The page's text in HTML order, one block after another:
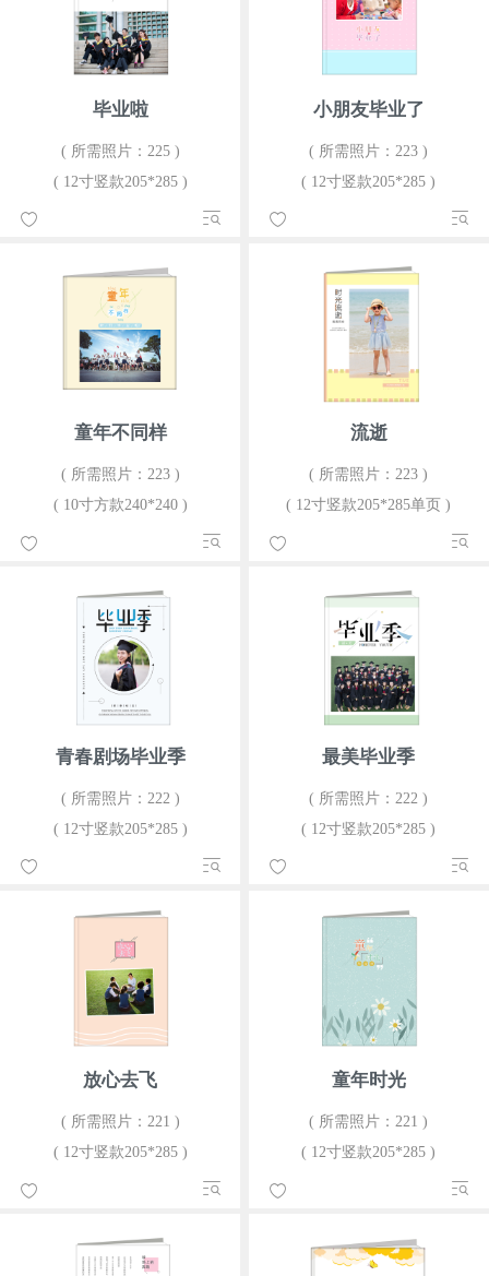
毕业啦
( 所需照片：225 )
( 12寸竖款205*285 )
小朋友毕业了
( 所需照片：223 )
( 12寸竖款205*285 )
童年不同样
( 所需照片：223 )
( 10寸方款240*240 )
流逝
( 所需照片：223 )
( 12寸竖款205*285单页 )
青春剧场毕业季
( 所需照片：222 )
( 12寸竖款205*285 )
最美毕业季
( 所需照片：222 )
( 12寸竖款205*285 )
放心去飞
( 所需照片：221 )
( 12寸竖款205*285 )
童年时光
( 所需照片：221 )
( 12寸竖款205*285 )